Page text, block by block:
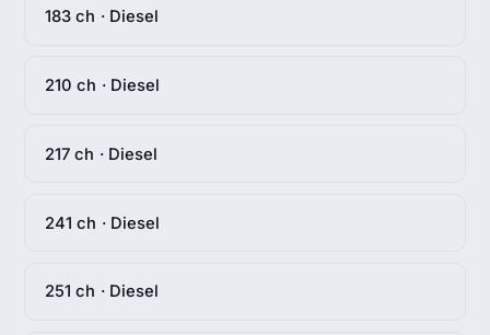
183 ch · Diesel
210 ch · Diesel
217 ch · Diesel
241 ch · Diesel
251 ch · Diesel